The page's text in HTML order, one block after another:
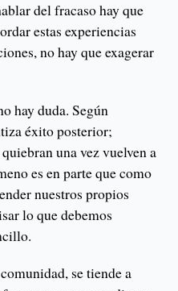
del fracaso hay que
estas experiencias
no hay que exagerar
hay duda. Según
éxito posterior;
una vez vuelven a
es en parte que como
nuestros propios
lo que debemos
se tiende a